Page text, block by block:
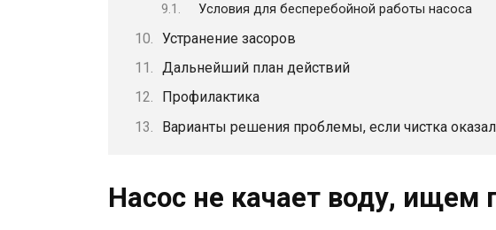
Условия для бесперебойной работы насоса
Устранение засоров
Дальнейший план действий
Профилактика
Варианты решения проблемы, если чистка
Насос не качает воду,